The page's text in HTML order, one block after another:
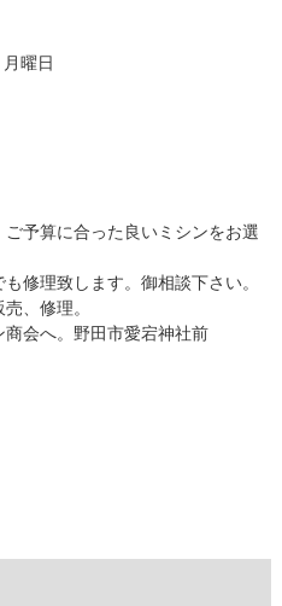
曜日
予算に合った良いミシンをお選
修理致します。御相談下さい。
、修理。
会へ。野田市愛宕神社前